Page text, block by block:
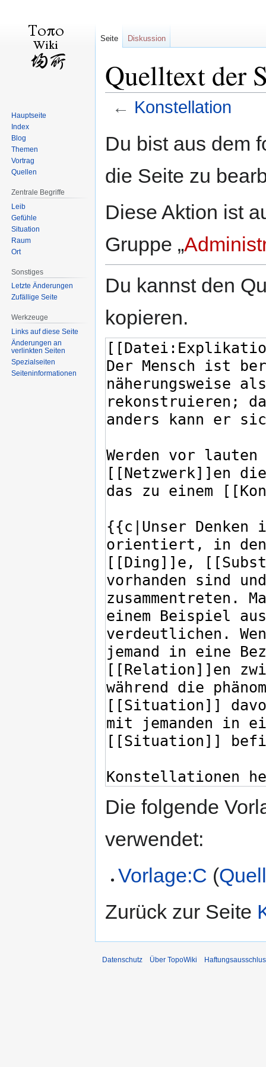
Quelltext der
← Konstellation
Navigation
Suche
Du bist aus dem
die Seite zu
Diese Aktion ist
Gruppe „
Du kannst den
kopieren.
Die folgende
verwendet:
Vorlage:C (
Zurück zur Seite
Seite Diskussion
Hauptseite
Index
Blog
Themen
Vortrag
Quellen
Zentrale Begriffe
Leib
Gefühle
Situation
Raum
Ort
Sonstiges
Letzte Änderungen
Zufällige Seite
Werkzeuge
Links auf diese Seite
Änderungen an
verlinkten Seiten
Spezialseiten
Seiten­informationen
Datenschutz Über TopoWiki